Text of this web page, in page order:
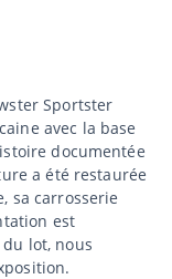
Sportster
avec la base
documentée
a été restaurée
sa carrosserie
est
lot, nous